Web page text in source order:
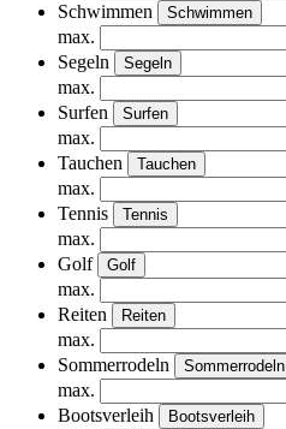
Schwimmen
Schwimmen
max.
Segeln
Segeln
max.
Surfen
Surfen
max.
Tauchen
Tauchen
max.
Tennis
Tennis
max.
Golf
Golf
max.
Reiten
Reiten
max.
Sommerrodeln
Sommerrodeln
max.
Bootsverleih
Bootsverleih